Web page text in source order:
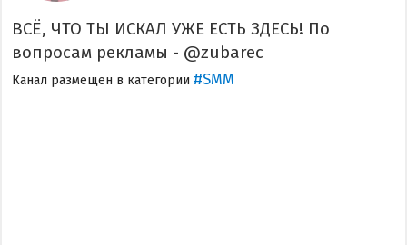
ВСЁ, ЧТО ТЫ ИСКАЛ УЖЕ ЕСТЬ ЗДЕСЬ! По
вопросам рекламы - @zubarec
Канал размещен в категории #SMM